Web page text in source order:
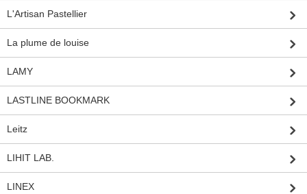
L'Artisan Pastellier
La plume de louise
LAMY
LASTLINE BOOKMARK
Leitz
LIHIT LAB.
LINEX